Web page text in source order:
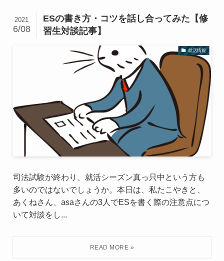
ESの書き方・コツを話し合ってみた【修
習生対談記事】
2021
6/08
就活情報
司法試験が終わり、就活シーズン真っ只中という方も
多いのではないでしょうか。本日は、私たこやきと、
あくねさん、asaさんの3人でESを書く際の注意点につ
いて対談をし...